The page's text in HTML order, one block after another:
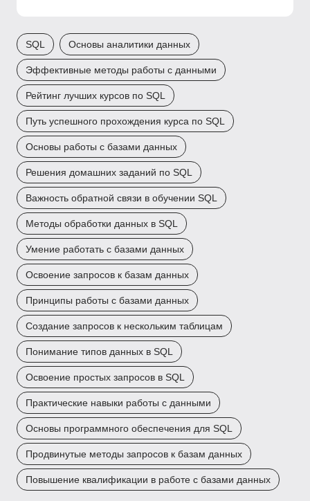
SQL Основы аналитики данных
Эффективные методы работы с данными
Рейтинг лучших курсов по SQL
Путь успешного прохождения курса по SQL
Основы работы с базами данных
Решения домашних заданий по SQL
Важность обратной связи в обучении SQL
Методы обработки данных в SQL
Умение работать с базами данных
Освоение запросов к базам данных
Принципы работы с базами данных
Создание запросов к нескольким таблицам
Понимание типов данных в SQL
Освоение простых запросов в SQL
Практические навыки работы с данными
Основы программного обеспечения для SQL
Продвинутые методы запросов к базам данных
Повышение квалификации в работе с базами данных